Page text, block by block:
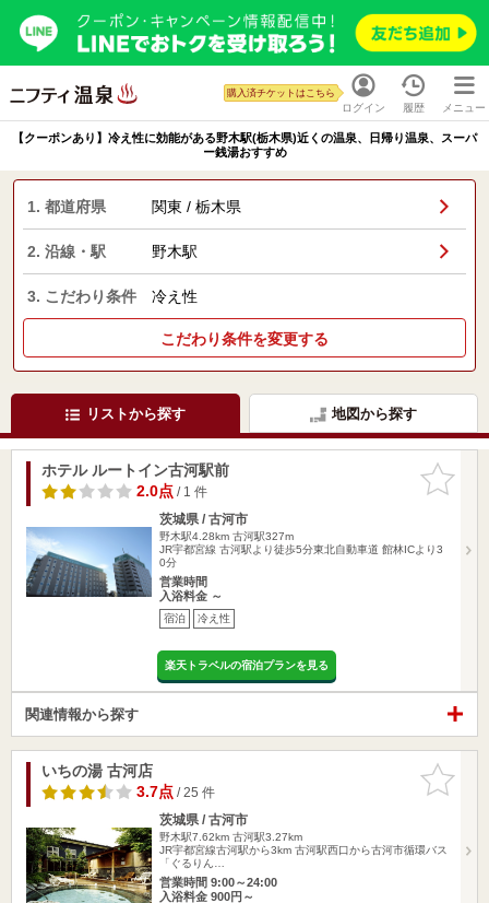
ログイン
購入済チケットはこちら
履歴 メニュー
【クーポンあり】冷え性に効能がある野木駅(栃木県)近くの温泉、日帰り温泉、スーパ
ー銭湯おすすめ
1. 都道府県 関東 / 栃木県
2. 沿線・駅 野木駅
3. こだわり条件 冷え性
こだわり条件を変更する
リストから探す 地図から探す
お気に入
りに追加
ホテル ルートイン古河駅前
2.0点/ 1 件
茨城県 / 古河市
野木駅4.28km 古河駅327m
JR宇都宮線 古河駅より徒歩5分東北自動車道 館林ICより3
0分
営業時間
入浴料金 ～
宿泊 冷え性
楽天トラベルの宿泊プランを見る
関連情報から探す
お気に入
りに追加
いちの湯 古河店
3.7点/ 25 件
茨城県 / 古河市
野木駅7.62km 古河駅3.27km
JR宇都宮線古河駅から3km 古河駅西口から古河市循環バス
「ぐるりん…
営業時間 9:00～24:00
入浴料金 900円～